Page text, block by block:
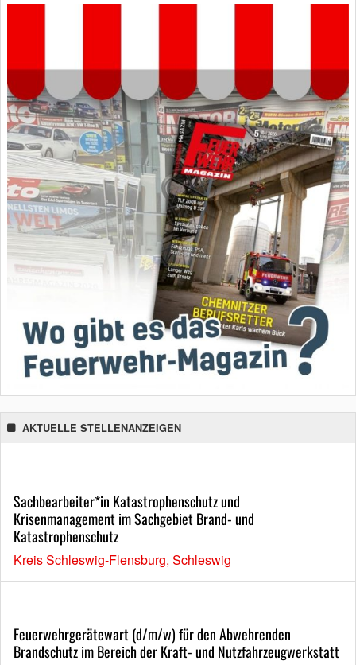
AKTUELLE STELLENANZEIGEN
Sachbearbeiter*in Katastrophenschutz und
Krisenmanagement im Sachgebiet Brand- und
Katastrophenschutz
Kreis Schleswig-Flensburg, Schleswig
Feuerwehrgerätewart (d/m/w) für den Abwehrenden
Brandschutz im Bereich der Kraft- und Nutzfahrzeugwerkstatt